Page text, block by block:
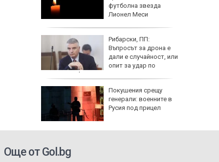
футболна звезда
Лионел Меси
Рибарски, ПП:
Въпросът за дрона е
дали е случайност, или
опит за удар по
критична инфраструктура
Покушения срещу
генерали: военните в
Русия под прицел
Още от Gol.bg